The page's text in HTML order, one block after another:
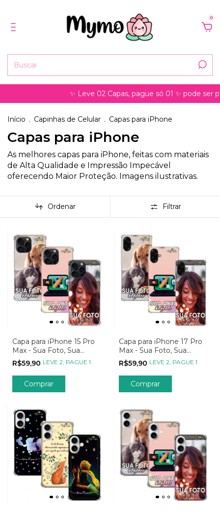
0
✨ Leve 02 Capas, pague só 01 ✨ pode ser para
Início . Capinhas de Celular . Capas para iPhone
Capas para iPhone
As melhores capas para iPhone, feitas com materiais
de Alta Qualidade e Impressão Impecável
oferecendo Maior Proteção. Imagens ilustrativas.
Ordenar Filtrar
Capa para iPhone 15 Pro
Max - Sua Foto, Sua
Imagem, Sua Arte
R$59,90 LEVE 2, PAGUE 1
Comprar
Capa para iPhone 17 Pro
Max - Sua Foto, Sua
Imagem, Sua Arte
R$59,90 LEVE 2, PAGUE 1
Comprar